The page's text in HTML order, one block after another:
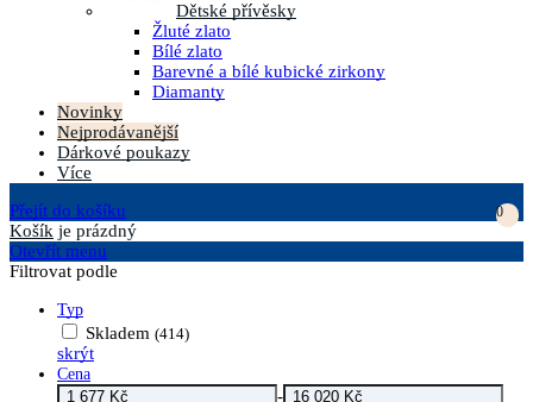
Dětské přívěsky
Žluté zlato
Bílé zlato
Barevné a bílé kubické zirkony
Diamanty
Novinky
Nejprodávanější
Dárkové poukazy
Více
Přejít do košíku
0
Košík je prázdný
Otevřít menu
Filtrovat podle
Typ
Skladem (414)
skrýt
Cena
-